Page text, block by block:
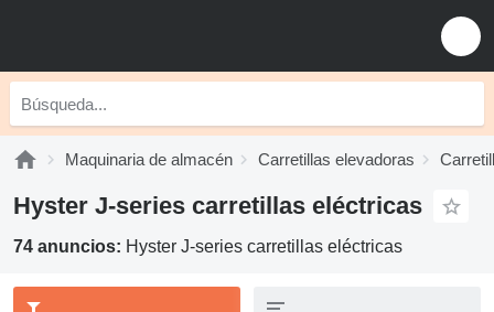
Maquinaria de almacén Carretillas elevadoras
Hyster J-series carretillas eléctricas
74 anuncios: Hyster J-series carretillas eléctricas